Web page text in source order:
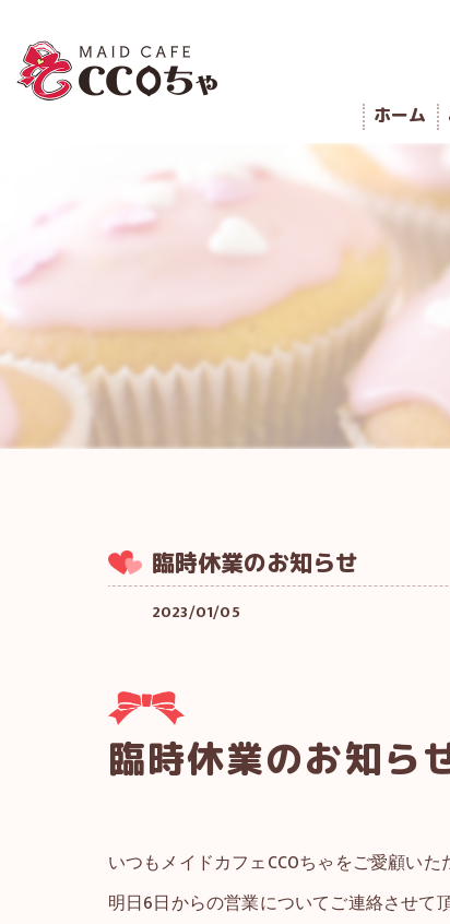
ホーム
臨時休業のお知らせ
2023/01/05
臨時休業のお知ら
いつもメイドカフェCCOちゃをご愛顧いた
明日6日からの営業についてご連絡させて